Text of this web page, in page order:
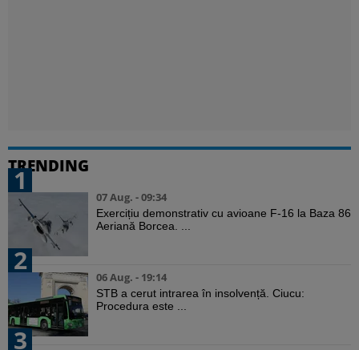
TRENDING
1
07 Aug. - 09:34
Exercițiu demonstrativ cu avioane F-16 la Baza 86
Aeriană Borcea. ...
2
06 Aug. - 19:14
STB a cerut intrarea în insolvență. Ciucu:
Procedura este ...
3